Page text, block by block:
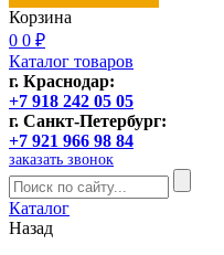
Корзина
0 0 ₽
Каталог товаров
г. Краснодар:
+7 918 242 05 05
г. Санкт-Петербург:
+7 921 966 98 84
заказать звонок
Каталог
Назад